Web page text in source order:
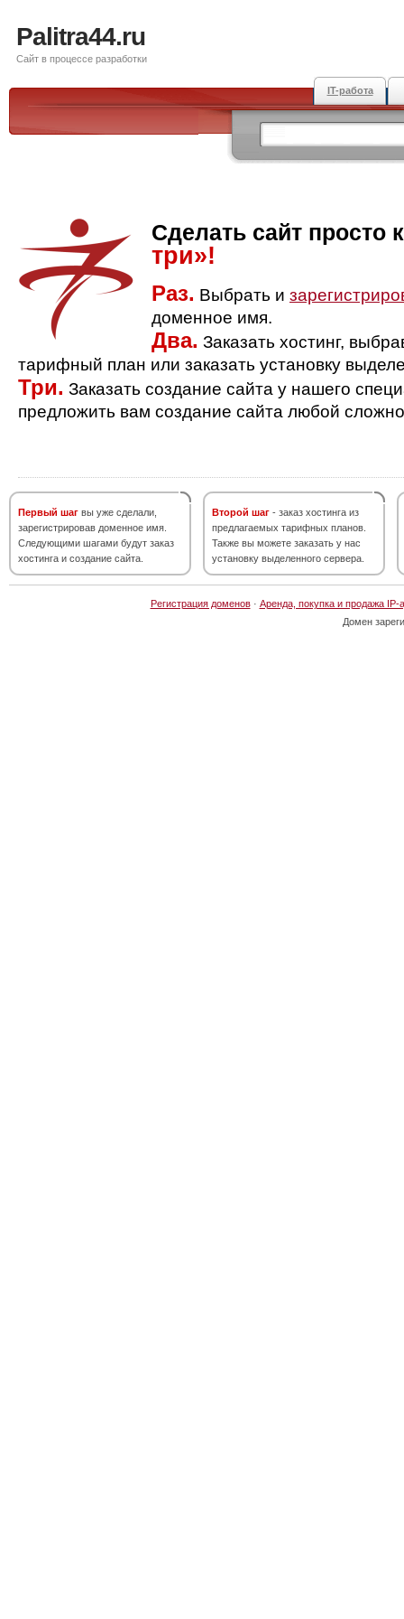
Palitra44.ru
Сайт в процессе разработки
IT-работа
Сделать сайт просто
три»!
Раз. Выбрать и
доменное имя.
Два. Заказать хостинг,
тарифный план или заказать установку
Три. Заказать создание сайта у нашего
предложить вам создание сайта любой
Первый шаг вы уже сделали,
зарегистрировав доменное имя.
Следующими шагами будут заказ
хостинга и создание сайта.
Второй шаг - заказ хостинга из
предлагаемых тарифных планов.
Также вы можете заказать у нас
установку выделенного сервера.
Регистрация доменов· Аренда, покупка и продажа IP-
Домен